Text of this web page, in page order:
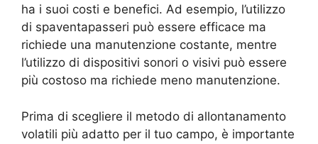
ha i suoi costi e benefici. Ad esempio, l’utilizzo
di spaventapasseri può essere efficace ma
richiede una manutenzione costante, mentre
l’utilizzo di dispositivi sonori o visivi può essere
più costoso ma richiede meno manutenzione.
Prima di scegliere il metodo di allontanamento
volatili più adatto per il tuo campo, è importante